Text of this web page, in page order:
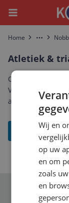
Menu
Home More
Atletiek &
Ontdek het
Vergelijk prijzen,
atletiek & triatlon
Schrijf je in
Wij en
op uw
en om
zoals
en